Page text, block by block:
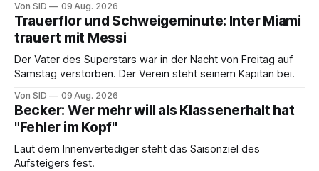
Von SID 09 Aug. 2026
Trauerflor und Schweigeminute: Inter Miami
trauert mit Messi
Der Vater des Superstars war in der Nacht von Freitag auf
Samstag verstorben. Der Verein steht seinem Kapitän bei.
Von SID 09 Aug. 2026
Becker: Wer mehr will als Klassenerhalt hat
"Fehler im Kopf"
Laut dem Innenvertediger steht das Saisonziel des
Aufsteigers fest.